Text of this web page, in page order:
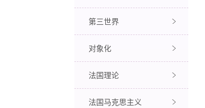
第三世界
对象化
法国理论
法国马克思主义